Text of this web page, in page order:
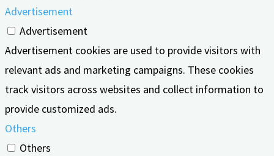
Advertisement
Advertisement
Advertisement cookies are used to provide visitors with
relevant ads and marketing campaigns. These cookies
track visitors across websites and collect information to
provide customized ads.
Others
Others